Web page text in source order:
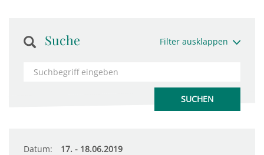
Suche Filter ausklappen
Datum: 17. - 18.06.2019